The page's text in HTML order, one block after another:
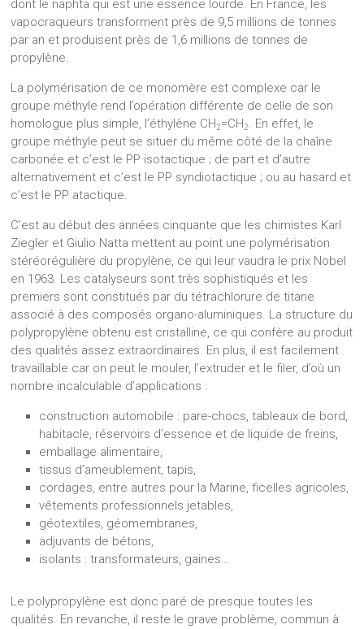
dont le naphta qui est une essence lourde. En France, les
vapocraqueurs transforment près de 9,5 millions de tonnes
par an et produisent près de 1,6 millions de tonnes de
propylène.
La polymérisation de ce monomère est complexe car le
groupe méthyle rend l’opération différente de celle de son
homologue plus simple, l’éthylène CH2=CH2. En effet, le
groupe méthyle peut se situer du même côté de la chaîne
carbonée et c’est le PP isotactique ; de part et d’autre
alternativement et c’est le PP syndiotactique ; ou au hasard et
c’est le PP atactique.
C’est au début des années cinquante que les chimistes Karl
Ziegler et Giulio Natta mettent au point une polymérisation
stéréorégulière du propylène, ce qui leur vaudra le prix Nobel
en 1963. Les catalyseurs sont très sophistiqués et les
premiers sont constitués par du tétrachlorure de titane
associé à des composés organo-aluminiques. La structure du
polypropylène obtenu est cristalline, ce qui confère au produit
des qualités assez extraordinaires. En plus, il est facilement
travaillable car on peut le mouler, l’extruder et le filer, d’où un
nombre incalculable d’applications :
construction automobile : pare-chocs, tableaux de bord,
habitacle, réservoirs d’essence et de liquide de freins,
emballage alimentaire,
tissus d’ameublement, tapis,
cordages, entre autres pour la Marine, ficelles agricoles,
vêtements professionnels jetables,
géotextiles, géomembranes,
adjuvants de bétons,
isolants : transformateurs, gaines…
Le polypropylène est donc paré de presque toutes les
qualités. En revanche, il reste le grave problème, commun à